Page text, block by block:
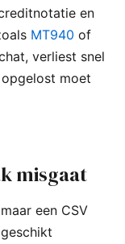
en
MT940 of
verliest snel
moet
misgaat
een CSV